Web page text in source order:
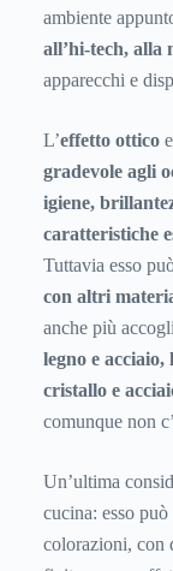
ambiente
all’hi-tech, alla
apparecchi e
L’effetto ottico
gradevole agli
igiene,
caratteristiche
Tuttavia esso
con altri
anche più
legno e acciaio,
cristallo e
comunque non
Un’ultima
cucina: esso
colorazioni, con